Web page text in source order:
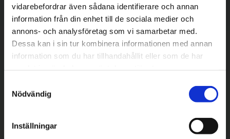
vidarebefordrar även sådana identifierare och annan
information från din enhet till de sociala medier och
annons- och analysföretag som vi samarbetar med.
Dessa kan i sin tur kombinera informationen med annan
information som du har tillhandahållit eller som de har
Nödvändig
Inställningar